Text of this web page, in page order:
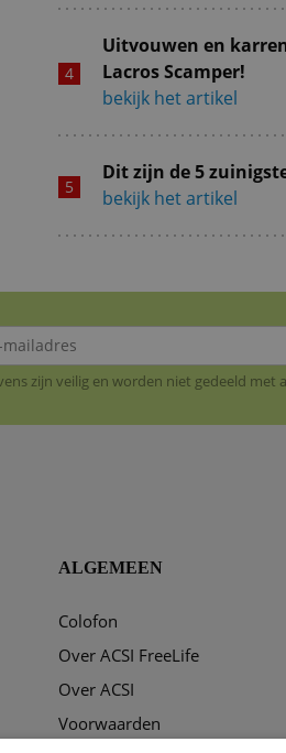
Uitvouwen en
Lacros Scamper!
bekijk het artikel
Dit zijn de 5
bekijk het artikel
zijn veilig en worden niet gedeeld met
ALGEMEEN
Colofon
Over ACSI FreeLife
Over ACSI
Voorwaarden